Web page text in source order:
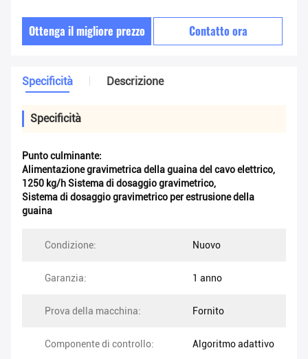
Ottenga il migliore prezzo Contatto ora
Specificità Descrizione
Specificità
Punto culminante:
Alimentazione gravimetrica della guaina del cavo elettrico,
1250 kg/h Sistema di dosaggio gravimetrico,
Sistema di dosaggio gravimetrico per estrusione della
guaina
Condizione: Nuovo
Garanzia: 1 anno
Prova della macchina: Fornito
Componente di controllo: Algoritmo adattivo